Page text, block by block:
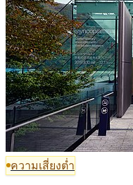
ความเสี่ยงต่ำ